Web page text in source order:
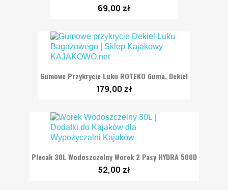
69,00 zł
Gumowe Przykrycie Luku ROTEKO Guma, Dekiel
179,00 zł
Plecak 30L Wodoszczelny Worek 2 Pasy HYDRA 500D
52,00 zł